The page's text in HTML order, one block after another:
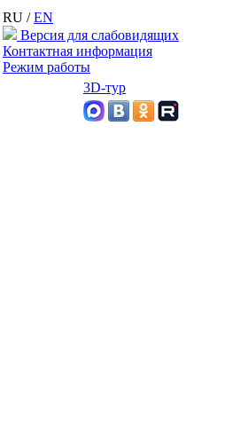
RU /EN
Версия для слабовидящих
Контактная информация
Режим работы
3D-тур